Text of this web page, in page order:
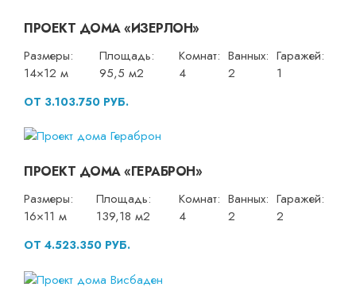
ПРОЕКТ ДОМА «ИЗЕРЛОН»
Размеры:
14×12 м
Площадь:
95,5 м2
Комнат:
4
Ванных:
2
Гаражей:
1
ОТ 3.103.750 РУБ.
ПРОЕКТ ДОМА «ГЕРАБРОН»
Размеры:
16×11 м
Площадь:
139,18 м2
Комнат:
4
Ванных:
2
Гаражей:
2
ОТ 4.523.350 РУБ.